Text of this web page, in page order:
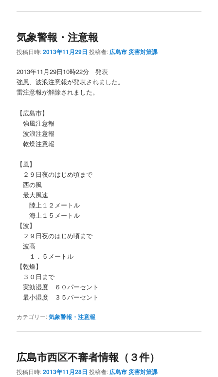
気象警報・注意報
投稿日時:2013年11月29日 投稿者: 広島市 災害対策課
2013年11月29日10時22分 発表
強風、波浪注意報が発表されました。
雷注意報が解除されました。
【広島市】
強風注意報
波浪注意報
乾燥注意報
【風】
２９日夜のはじめ頃まで
西の風
最大風速
陸上１２メートル
海上１５メートル
【波】
２９日夜のはじめ頃まで
波高
１．５メートル
【乾燥】
３０日まで
実効湿度 ６０パーセント
最小湿度 ３５パーセント
カテゴリー:気象警報・注意報
広島市西区不審者情報（３件）
投稿日時:2013年11月28日 投稿者: 広島市 災害対策課